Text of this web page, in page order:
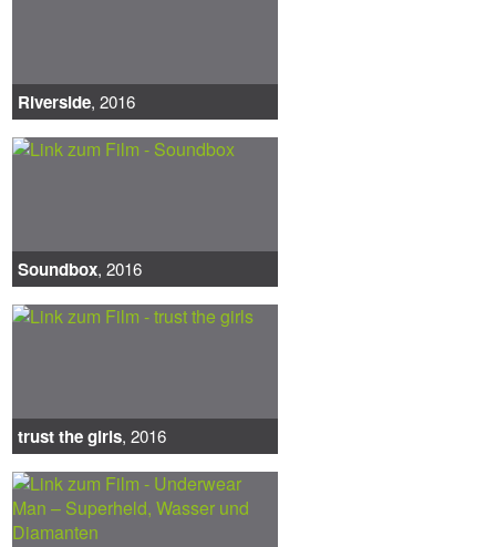
Riverside, 2016
Soundbox, 2016
trust the girls, 2016